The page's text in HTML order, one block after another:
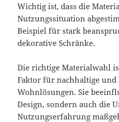
Wichtig ist, dass die
Nutzungssituation
Beispiel für stark
dekorative Schränke.
Die richtige Materialwahl
Faktor für nachhaltige
Wohnlösungen. Sie
Design, sondern auch die
Nutzungserfahrung